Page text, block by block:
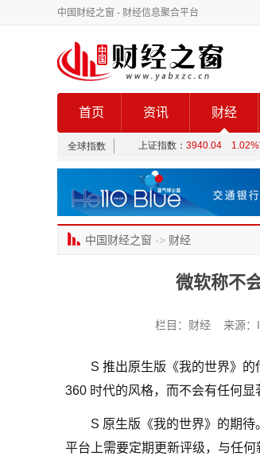
中国财经之窗 - 财经信息聚合平台
首页 资讯 财经
中国财经之窗 -> 财经
微软称不
栏目：财经 来源
S 推出原生版《我的世界》
360 时代的风格，而不会有任何显
S 原生版《我的世界》的期
平台上需要定期更新评级，与任何